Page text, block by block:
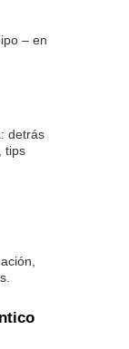
– en
detrás
tips